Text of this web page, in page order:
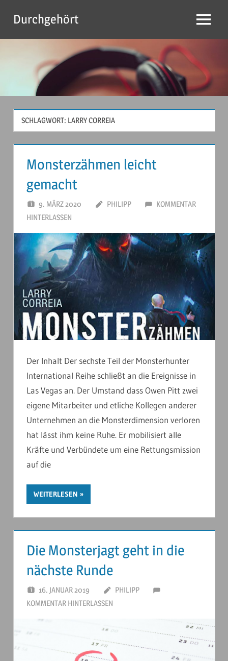
Inhalt
springen
Durchgehört Menu
SCHLAGWORT: LARRY CORREIA
Monsterzähmen leicht
gemacht
9. MÄRZ 2020 PHILIPP
KOMMENTAR
HINTERLASSEN
Der Inhalt Der sechste Teil der Monsterhunter
International Reihe schließt an die Ereignisse in
Las Vegas an. Der Umstand dass Owen Pitt zwei
eigene Mitarbeiter und etliche Kollegen anderer
Unternehmen an die Monsterdimension verloren
hat lässt ihm keine Ruhe. Er mobilisiert alle
Kräfte und Verbündete um eine Rettungsmission
auf die
WEITERLESEN
Die Monsterjagt geht in die
nächste Runde
16. JANUAR 2019
PHILIPP
KOMMENTAR HINTERLASSEN